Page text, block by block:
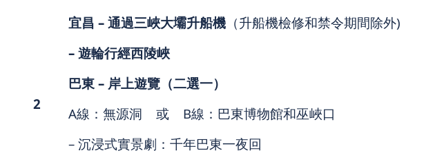
2
宜昌 – 通過三峽大壩升船機 （升船機檢修和禁令期間除外)
– 遊輪行經西陵峽
巴東 – 岸上遊覽（二選一）
A線：無源洞 或 B線：巴東博物館和巫峽口
– 沉浸式實景劇：千年巴東一夜回